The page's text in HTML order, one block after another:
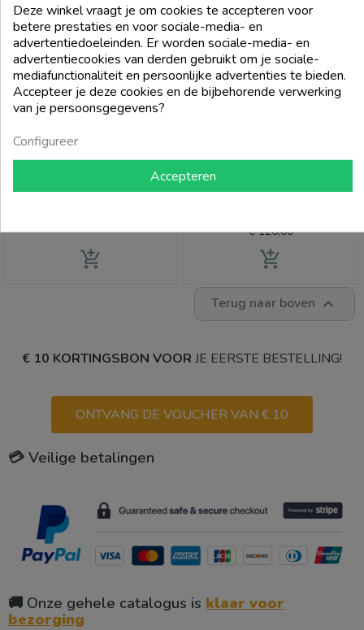
PODERE SETTE
Bolgheri Rosso Doc L'Invidio
add_shopping_cart
Bolgheri Rosso Doc L'Invidio
2022 - Podere Sette (6 Flessen)
prijs
€ 126,00
add_shopping_cart
Terug naar boven 
€ 10 KORTINGSBON VOOR JE EERSTE BESTELLING!
ONTVANG DE VOUCHER VAN € 10
💳 Veilige betalingen
🚚 Onze gehele catalogus is klaar voor
bezorging
Deze winkel vraagt je om cookies te accepteren voor
betere prestaties en voor sociale-media- en
advertentiedoeleinden. Er worden sociale-media- en
advertentiecookies van derden gebruikt om je sociale-
mediafunctionaliteit en persoonlijke advertenties te bieden.
Accepteer je deze cookies en de bijbehorende verwerking
van je persoonsgegevens?
Configureer
Accepteren